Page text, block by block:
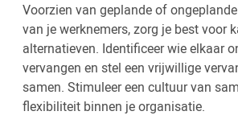
Voorzien van geplande of
van je werknemers, zorg je best voor
alternatieven. Identificeer wie elkaar
vervangen en stel een vrijwillige
samen. Stimuleer een cultuur van
flexibiliteit binnen je organisatie.